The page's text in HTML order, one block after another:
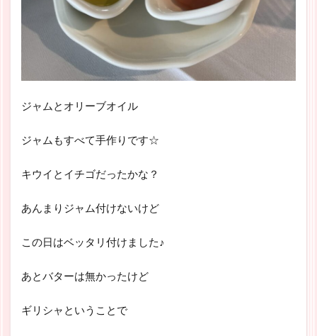
ジャムとオリーブオイル
ジャムもすべて手作りです☆
キウイとイチゴだったかな？
あんまりジャム付けないけど
この日はベッタリ付けました♪
あとバターは無かったけど
ギリシャということで